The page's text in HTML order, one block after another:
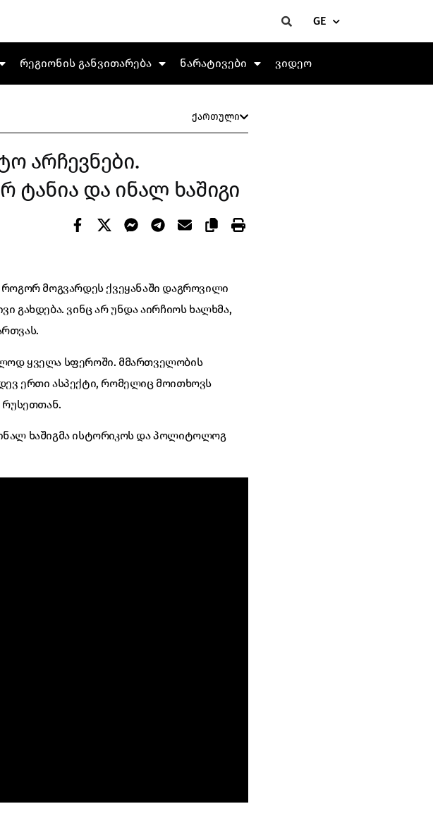
GE
რეგიონის განვითარება ნარატივები ვიდეო
ქართული
არჩევნები.
და ინალ ხაშიგი
მოგვარდეს ქვეყანაში დაგროვილი
გახდება. ვინც არ უნდა აირჩიოს ხალხმა,
ყველა სფეროში. მმართველობის
ერთი ასპექტი, რომელიც მოითხოვს
რუსეთთან.
ინალ ხაშიგმა ისტორიკოს და პოლიტოლოგ